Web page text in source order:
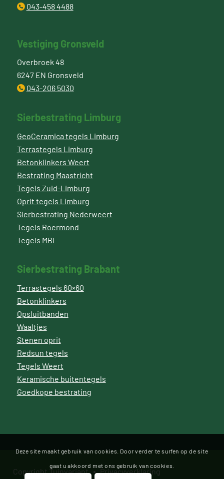
043-458 4488
Vestiging Gronsveld
Overbroek 48
6247 EN Gronsveld
043-206 5030
Sierbestrating Limburg
GeoCeramica tegels Limburg
Terrastegels Limburg
Betonklinkers Weert
Bestrating Maastricht
Tegels Zuid-Limburg
Oprit tegels Limburg
Sierbestrating Nederweert
Tegels Roermond
Tegels MBI
Sierbestrating Brabant
Terrastegels 60×60
Betonklinkers
Opsluitbanden
Waaltjes
Stenen oprit
Redsun tegels
Tegels Weert
Keramische buitentegels
Goedkope bestrating
Copyright Tuinvariant
Privacyverklaring
Deze site maakt gebruik van cookies. Door verder te surfen op de site
gaat u akkoord met ons gebruik van cookies.